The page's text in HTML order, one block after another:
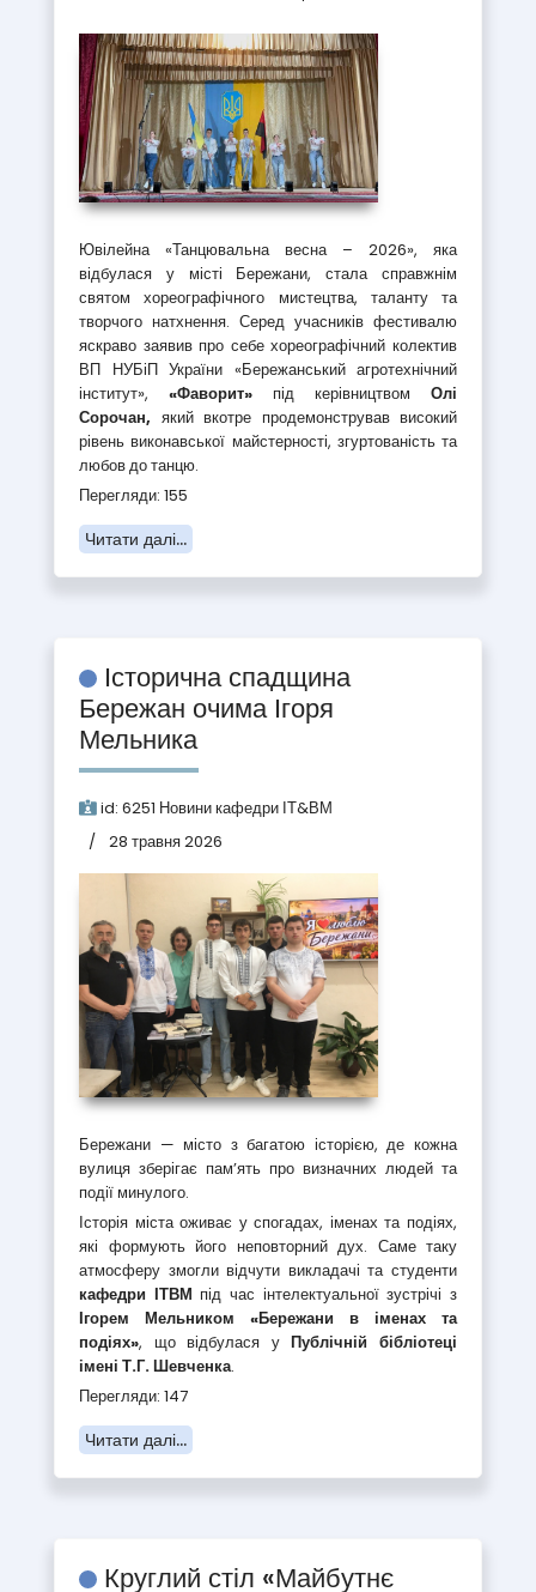
Ювілейна «Танцювальна весна – 2026», яка
відбулася у місті Бережани, стала справжнім
святом хореографічного мистецтва, таланту та
творчого натхнення. Серед учасників фестивалю
яскраво заявив про себе хореографічний колектив
ВП НУБіП України «Бережанський агротехнічний
інститут», «Фаворит» під керівництвом Олі
Сорочан, який вкотре продемонстрував високий
рівень виконавської майстерності, згуртованість та
любов до танцю.
Перегляди: 155
Читати далі...
Історична спадщина
Бережан очима Ігоря
Мельника
id: 6251 Новини кафедри ІТ&ВМ
28 травня 2026
Бережани — місто з багатою історією, де кожна
вулиця зберігає пам’ять про визначних людей та
події минулого.
Історія міста оживає у спогадах, іменах та подіях,
які формують його неповторний дух. Саме таку
атмосферу змогли відчути викладачі та студенти
кафедри ІТВМ під час інтелектуальної зустрічі з
Ігорем Мельником «Бережани в іменах та
подіях», що відбулася уПублічній бібліотеці
імені Т.Г. Шевченка.
Перегляди: 147
Читати далі...
Круглий стіл «Майбутнє